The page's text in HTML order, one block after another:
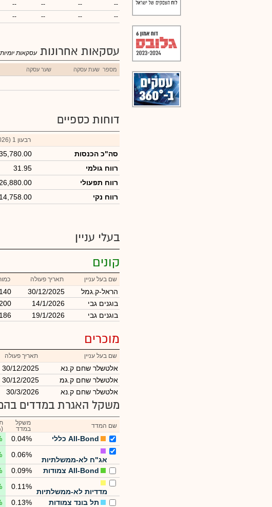
--
--
--
--
--
--
--
--
עסקאות אחרונות עסקאות
מספר שעת עסקה שער עסקה
דוחות כספיים
רבעון 1 (2026)
סה"כ הכנסות
רווח גולמי
31.95
רווח תפעולי
26,880.00
רווח נקי
14,758.00
בעלי עניין
קונים
שם בעל עניין תאריך פעולה
הראל-ק.גמל 30/12/2025
בוגנים גבי
14/1/2026
בוגנים גבי
19/1/2026
מוכרים
שם בעל עניין תאריך פעולה
אלטשלר שחם ק.נא 30/12/2025
אלטשלר שחם ק.גמ
30/12/2025
אלטשלר שחם ק.נא
30/3/2026
משקל האגרת במדדים
שם המדד
משקל
במדד
All-Bond כללי 0.04%
אג"ח לא-ממשלתיות
0.06%
All-Bond צמודות
0.09%
מדדיות לא-ממשלתיות
0.11%
תל בונד צמודות
0.13%